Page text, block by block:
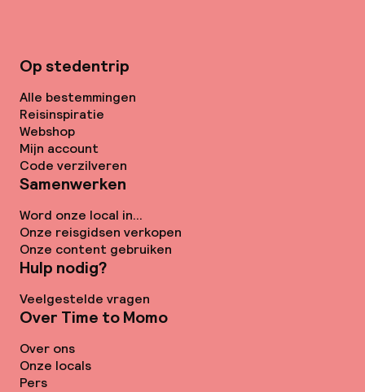
Op stedentrip
Alle bestemmingen
Reisinspiratie
Webshop
Mijn account
Code verzilveren
Samenwerken
Word onze local in...
Onze reisgidsen verkopen
Onze content gebruiken
Hulp nodig?
Veelgestelde vragen
Over Time to Momo
Over ons
Onze locals
Pers